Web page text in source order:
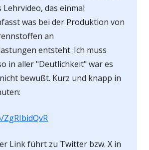
Lehrvideo, das einmal
was bei der Produktion von
an
entsteht. Ich muss
in aller "Deutlichkeit" war es
bewußt. Kurz und knapp in
Link führt zu Twitter bzw. X in